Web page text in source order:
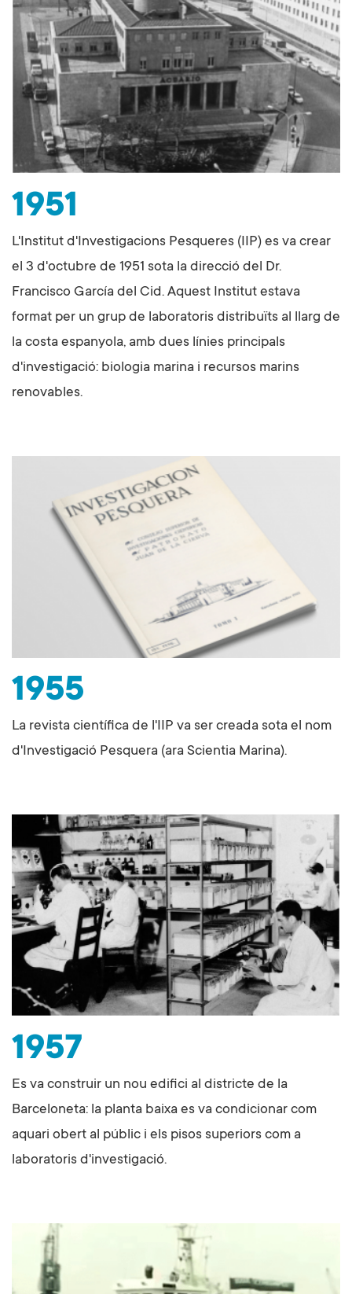
1951
L'Institut d'Investigacions Pesqueres (IIP) es va crear
el 3 d'octubre de 1951 sota la direcció del Dr.
Francisco García del Cid. Aquest Institut estava
format per un grup de laboratoris distribuïts al llarg de
la costa espanyola, amb dues línies principals
d'investigació: biologia marina i recursos marins
renovables.
1955
La revista científica de l'IIP va ser creada sota el nom
d'Investigació Pesquera (ara Scientia Marina).
1957
Es va construir un nou edifici al districte de la
Barceloneta: la planta baixa es va condicionar com
aquari obert al públic i els pisos superiors com a
laboratoris d'investigació.